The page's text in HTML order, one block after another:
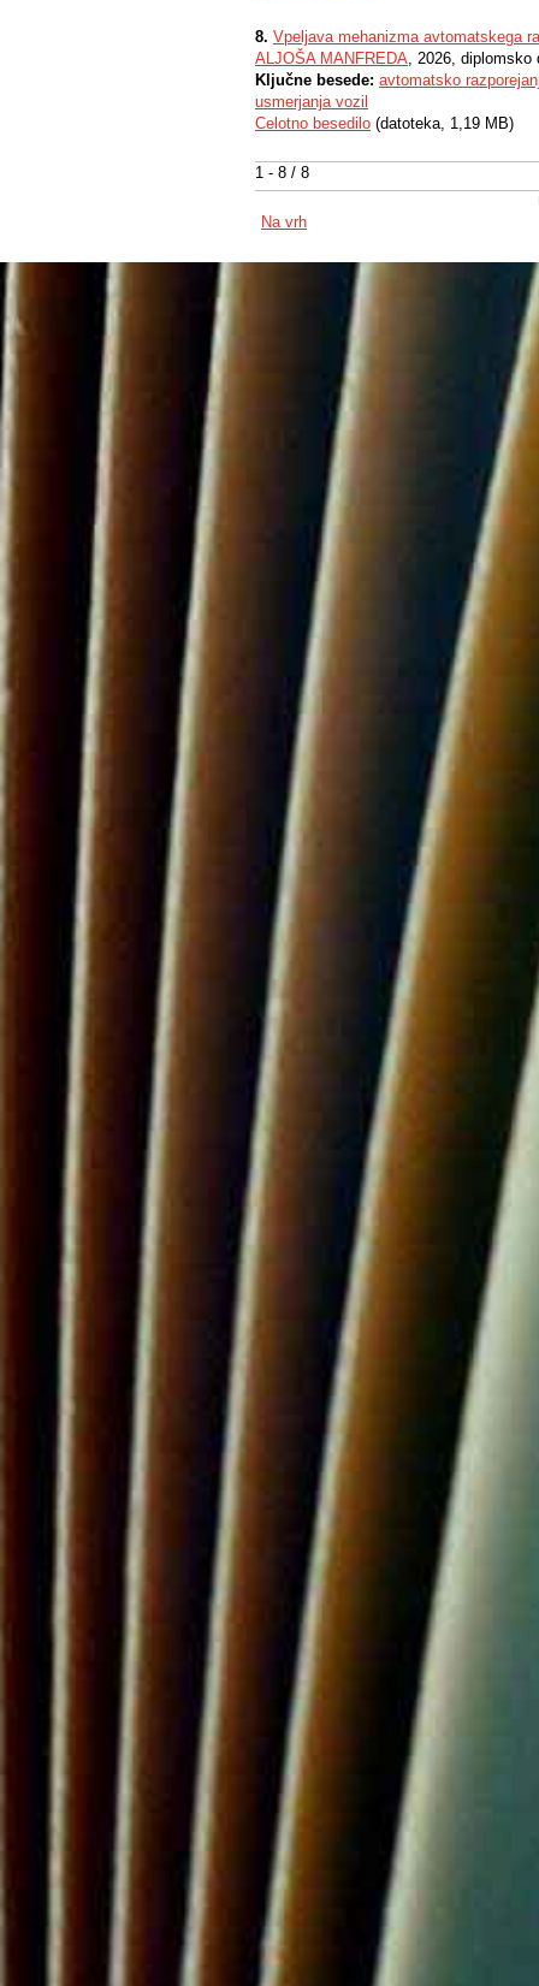
1 - 8 / 8
8. Vpeljava mehanizma avtomatskega
ALJOŠA MANFREDA, 2026, diplomsko
Ključne besede: avtomatsko
usmerjanja vozil
Celotno besedilo (datoteka, 1,19 MB)
Na vrh